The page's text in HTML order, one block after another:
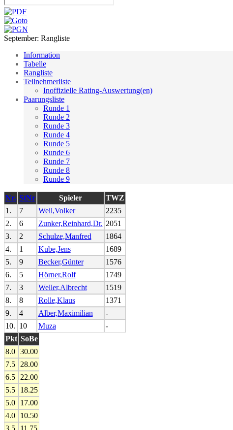
September: Rangliste
Information
Tabelle
Rangliste
Teilnehmerliste
Inoffizielle Rating-Auswertung(en)
Paarungsliste
Runde 1
Runde 2
Runde 3
Runde 4
Runde 5
Runde 6
Runde 7
Runde 8
Runde 9
Nr. StNr Spieler
TWZ
1.
7 Weil,Volker
2235
2.
6 Zunker,Reinhard,Dr. 2051
3.
2 Schulze,Manfred
1864
4.
1 Kube,Jens
1689
5.
9 Becker,Günter
1576
6.
5 Hörner,Rolf
1749
7.
3 Weller,Albrecht
1519
8.
8 Rolle,Klaus
1371
9.
4 Alber,Maximilian
-
10. 10 Muza
-
Pkt SoBe
8.0
30.00
7.5
28.00
6.5
22.00
5.5
18.25
5.0
17.00
4.0
10.50
3.5
11.75